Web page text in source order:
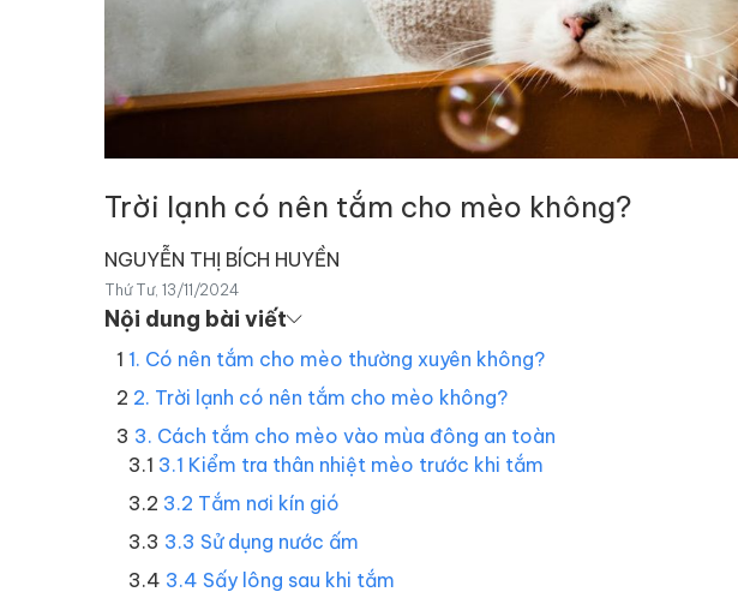
Trời lạnh có nên tắm cho mèo không?
NGUYỄN THỊ BÍCH HUYỀN
Thứ Tư, 13/11/2024
Nội dung bài viết
1. Có nên tắm cho mèo thường xuyên không?
2. Trời lạnh có nên tắm cho mèo không?
3. Cách tắm cho mèo vào mùa đông an toàn
3.1 Kiểm tra thân nhiệt mèo trước khi tắm
3.2 Tắm nơi kín gió
3.3 Sử dụng nước ấm
3.4 Sấy lông sau khi tắm